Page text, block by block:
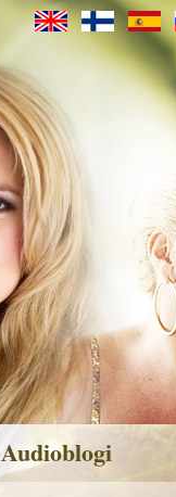
Audioblogi